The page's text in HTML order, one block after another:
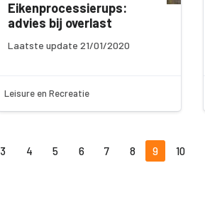
Eikenprocessierups:
advies bij overlast
Laatste update 21/01/2020
Leisure en Recreatie
3 4 5 6 7 8 9 10